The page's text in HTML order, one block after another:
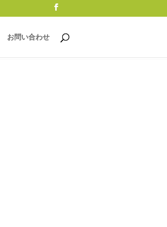
お問い合わせ